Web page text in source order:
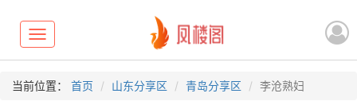
Toggle
navigation
当前位置： 首页 山东分享区 青岛分享区 李沧熟妇